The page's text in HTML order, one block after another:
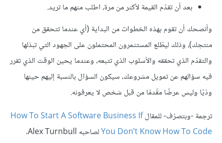
بعد أن تقدّم القيمة لأكثر من مرة، اطلب منهم ما تريد.
وأنصحك أن تقوم بهذه الخطوات من البداية (أي عندما تتحقق من
منتجك)، وذلك ليطّلع المستثمرون المحتملون على الجهود التي تبذلها
والتقدّم الذي تحققه والأسلوب الذي تتبعه، وعندما يحين الوقت الذي تقرر
فيه سؤالهم عن تمويل مشروعك، سيكون السؤال بالنسبة إليهم حينها
ودّيًا وليس عرضًا مقّدمًا من قبل شخص لا يعرفونه.
ترجمة -وبتصرّف- للمقالHow To Start A Software Business If
You Don’t Know How To Codeلصاحبه Alex Turnbull.